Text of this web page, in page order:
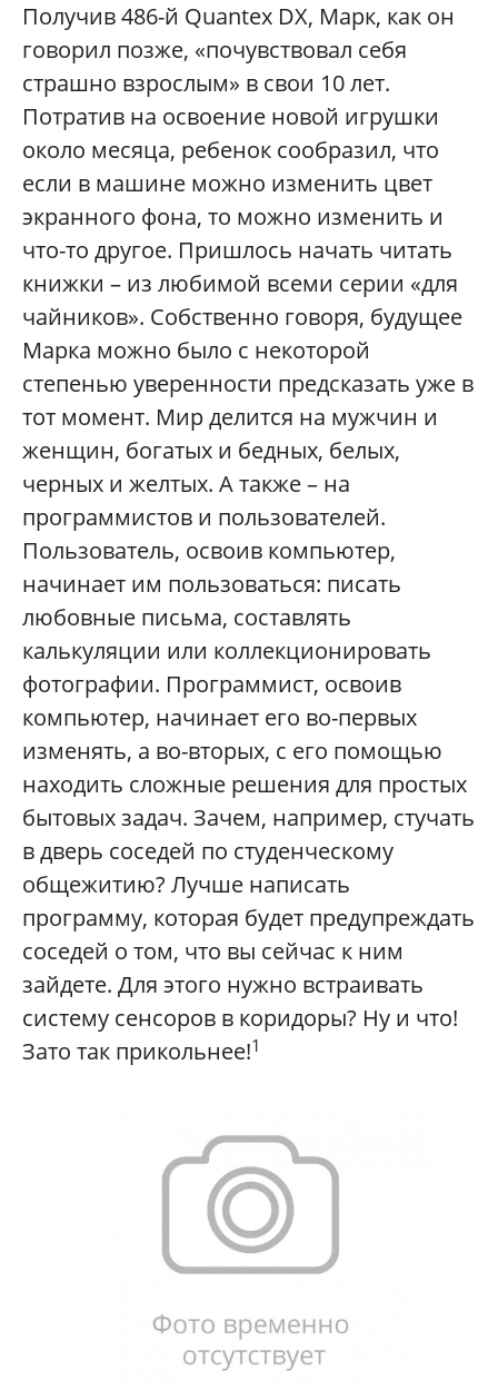
Получив 486-й Quantex DX, Марк, как он
говорил позже, «почувствовал себя
страшно взрослым» в свои 10 лет.
Потратив на освоение новой игрушки
около месяца, ребенок сообразил, что
если в машине можно изменить цвет
экранного фона, то можно изменить и
что-то другое. Пришлось начать читать
книжки – из любимой всеми серии «для
чайников». Собственно говоря, будущее
Марка можно было с некоторой
степенью уверенности предсказать уже в
тот момент. Мир делится на мужчин и
женщин, богатых и бедных, белых,
черных и желтых. А также – на
программистов и пользователей.
Пользователь, освоив компьютер,
начинает им пользоваться: писать
любовные письма, составлять
калькуляции или коллекционировать
фотографии. Программист, освоив
компьютер, начинает его во-первых
изменять, а во-вторых, с его помощью
находить сложные решения для простых
бытовых задач. Зачем, например, стучать
в дверь соседей по студенческому
общежитию? Лучше написать
программу, которая будет предупреждать
соседей о том, что вы сейчас к ним
зайдете. Для этого нужно встраивать
систему сенсоров в коридоры? Ну и что!
Зато так прикольнее!1